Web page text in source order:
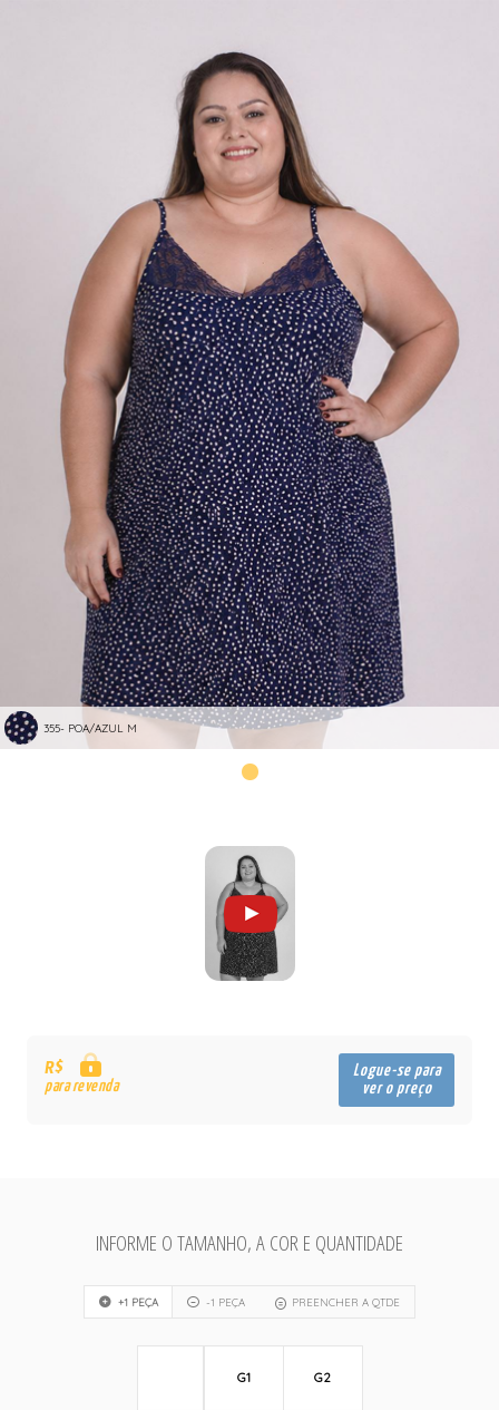
355- POA/AZUL M
R$
para revenda
Logue-se para
ver o preço
INFORME O TAMANHO, A COR E QUANTIDADE
+1 PEÇA -1 PEÇA PREENCHER A QTDE
G1 G2